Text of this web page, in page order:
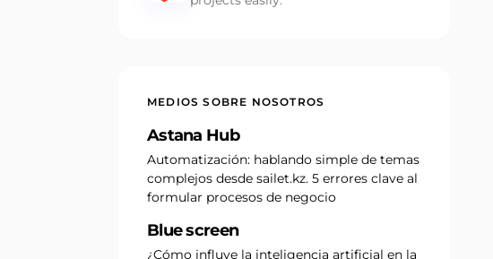
MEDIOS SOBRE NOSOTROS
Astana Hub
Automatización: hablando simple de temas
complejos desde sailet.kz. 5 errores clave al
formular procesos de negocio
Blue screen
¿Cómo influye la inteligencia artificial en la